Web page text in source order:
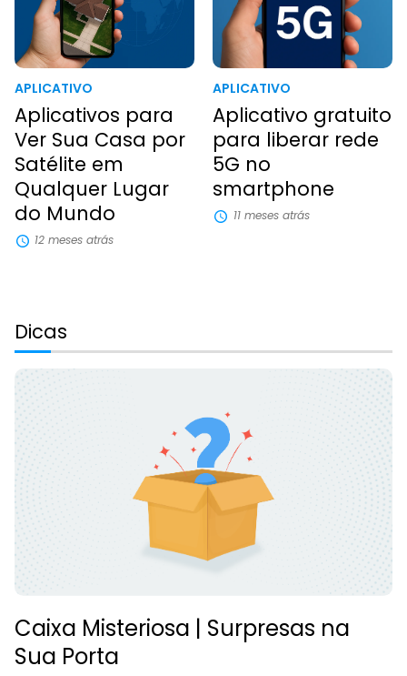
APLICATIVO
Aplicativos para
Ver Sua Casa por
Satélite em
Qualquer Lugar
do Mundo
12 meses atrás
APLICATIVO
Aplicativo gratuito
para liberar rede
5G no
smartphone
11 meses atrás
Dicas
Caixa Misteriosa | Surpresas na
Sua Porta